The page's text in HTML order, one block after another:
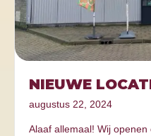
NIEUWE
augustus 22, 2024
Alaaf allemaal! Wij